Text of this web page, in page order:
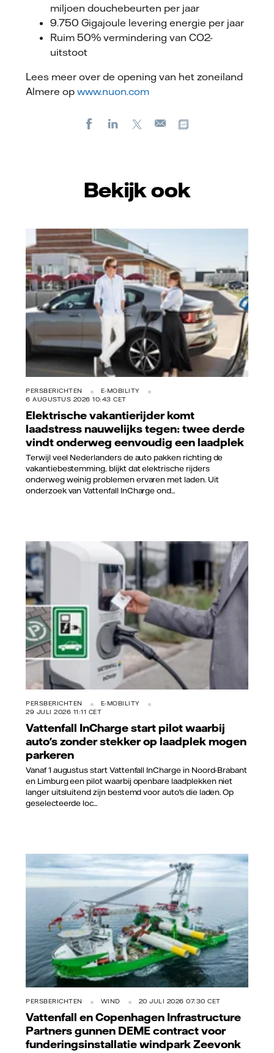
miljoen douchebeurten per jaar
9.750 Gigajoule levering energie per jaar
Ruim 50% vermindering van CO2-
uitstoot
Lees meer over de opening van het zoneiland
Almere op www.nuon.com
FacebookLinkedIn
E-
Bekijk ook
Vattenfall/Jeanette Hägglund
PERSBERICHTEN
E-MOBILITY
6 AUGUSTUS 2026 10:43 CET
Elektrische vakantierijder komt
laadstress nauwelijks tegen: twee derde
vindt onderweg eenvoudig een laadplek
Terwijl veel Nederlanders de auto pakken richting de
vakantiebestemming, blijkt dat elektrische rijders
onderweg weinig problemen ervaren met laden. Uit
onderzoek van Vattenfall InCharge ond...
Vattenfall/Jorrit Lousberg
PERSBERICHTEN
E-MOBILITY
29 JULI 2026 11:11 CET
Vattenfall InCharge start pilot waarbij
auto's zonder stekker op laadplek mogen
parkeren
Vanaf 1 augustus start Vattenfall InCharge in Noord-Brabant
en Limburg een pilot waarbij openbare laadplekken niet
langer uitsluitend zijn bestemd voor auto's die laden. Op
geselecteerde loc...
PERSBERICHTEN WIND 20 JULI 2026 07:30 CET
Vattenfall en Copenhagen Infrastructure
Partners gunnen DEME contract voor
funderingsinstallatie windpark Zeevonk